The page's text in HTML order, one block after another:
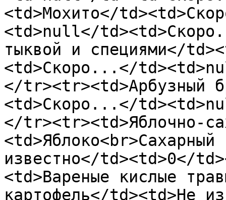
<td>Мохито</
<td>null</
тыквой и специями</
<td>Скоро...</
</tr><tr><td>Арбузный
<td>Скоро...</
</tr><tr><td>Яблочно-
известно</td><td>0</
<td>Вареные кислые
картофель</td><td>Не